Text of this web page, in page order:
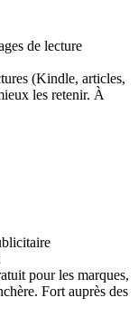
de lecture
(Kindle, articles,
les retenir. À
pour les marques,
Fort auprès des